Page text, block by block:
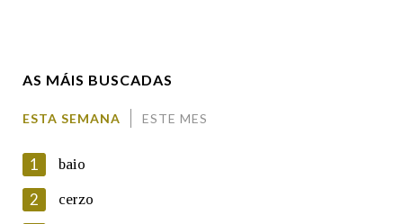
AS MÁIS BUSCADAS
ESTA SEMANA ESTE MES
1 baio
2 cerzo